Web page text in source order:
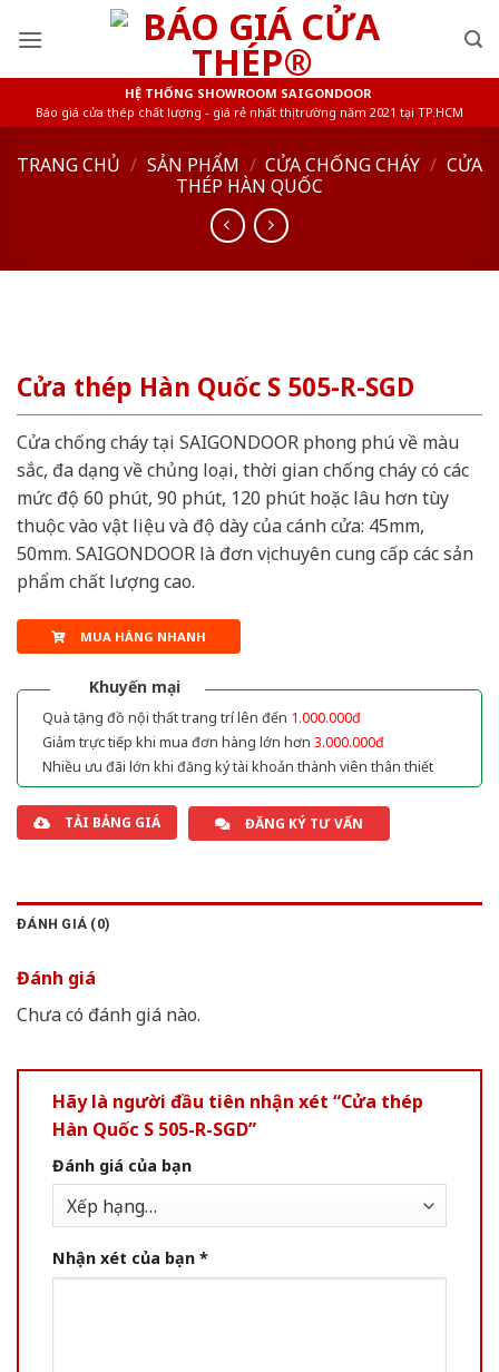
HỆ THỐNG SHOWROOM SAIGONDOOR
Báo giá cửa thép chất lượng - giá rẻ nhất thị trường năm 2021 tại TP.HCM
TRANG CHỦ / SẢN PHẨM / CỬA CHỐNG CHÁY / CỬA
THÉP HÀN QUỐC
Cửa thép Hàn Quốc S 505-R-SGD
Cửa chống cháy tại SAIGONDOOR phong phú về màu
sắc, đa dạng về chủng loại, thời gian chống cháy có các
mức độ 60 phút, 90 phút, 120 phút hoặc lâu hơn tùy
thuộc vào vật liệu và độ dày của cánh cửa: 45mm,
50mm. SAIGONDOOR là đơn vị chuyên cung cấp các sản
phẩm chất lượng cao.
MUA HÀNG NHANH
Khuyến mại
Quà tặng đồ nội thất trang trí lên đến 1.000.000đ
Giảm trực tiếp khi mua đơn hàng lớn hơn 3.000.000đ
Nhiều ưu đãi lớn khi đăng ký tài khoản thành viên thân thiết
TẢI BẢNG GIÁ ĐĂNG KÝ TƯ VẤN
ĐÁNH GIÁ (0)
Đánh giá
Chưa có đánh giá nào.
Hãy là người đầu tiên nhận xét “Cửa thép
Hàn Quốc S 505-R-SGD”
Đánh giá của bạn
Nhận xét của bạn *